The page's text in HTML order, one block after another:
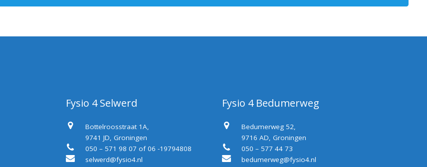
Fysio 4 Selwerd
Bottelroosstraat 1A,
9741 JD, Groningen
050 – 571 98 07 of 06 -19794808
selwerd@fysio4.nl
Fysio 4 Bedumerweg
Bedumerweg 52,
9716 AD, Groningen
050 – 577 44 73
bedumerweg@fysio4.nl